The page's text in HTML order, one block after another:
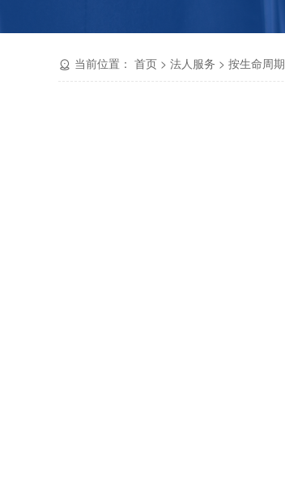
当前位置： 首页 > 法人服务 > 按生命周期